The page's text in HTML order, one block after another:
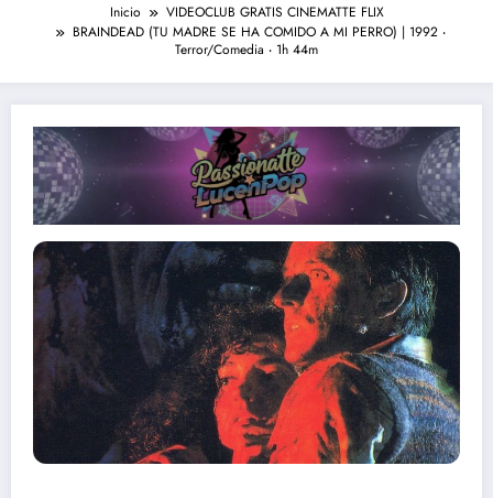
Inicio
VIDEOCLUB GRATIS CINEMATTE FLIX
BRAINDEAD (TU MADRE SE HA COMIDO A MI PERRO) | 1992 ‧
Terror/Comedia ‧ 1h 44m